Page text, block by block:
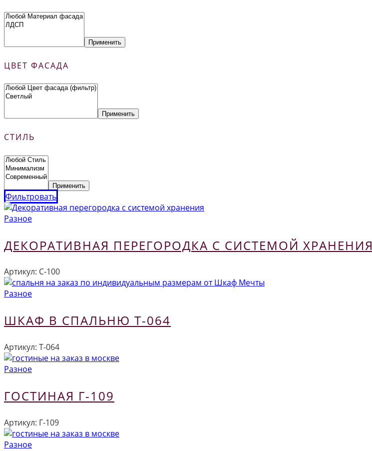
Применить
ЦВЕТ ФАСАДА
Применить
СТИЛЬ
Применить
Фильтровать
Разное
ДЕКОРАТИВНАЯ ПЕРЕГОРОДКА С СИСТЕМОЙ ХРАНЕНИЯ
Артикул: С-100
Разное
ШКАФ В СПАЛЬНЮ Т-064
Артикул: Т-064
Разное
ГОСТИНАЯ Г-109
Артикул: Г-109
Разное